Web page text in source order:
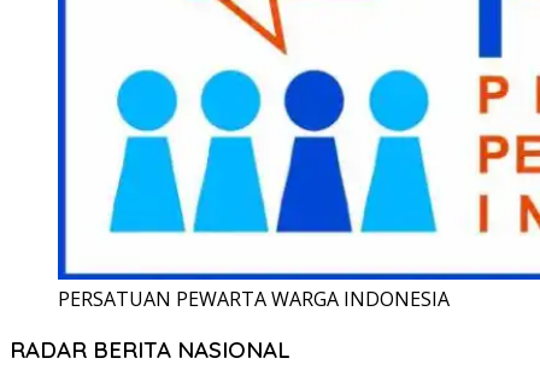
PERSATUAN PEWARTA WARGA INDONESIA
RADAR BERITA NASIONAL